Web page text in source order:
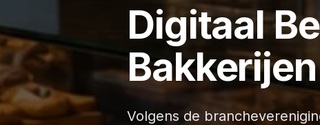
Digitaal
Volgens de